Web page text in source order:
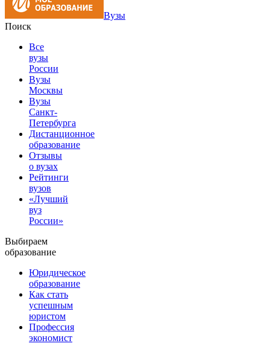
Вузы
Поиск
Все
вузы
России
Вузы
Москвы
Вузы
Санкт-
Петербурга
Дистанционное
образование
Отзывы
о вузах
Рейтинги
вузов
«Лучший
вуз
России»
Выбираем
образование
Юридическое
образование
Как стать
успешным
юристом
Профессия
экономист